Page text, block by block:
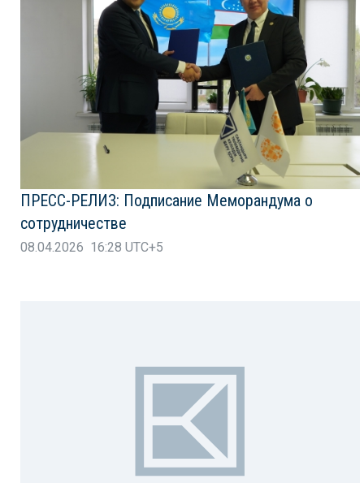
ПРЕСС-РЕЛИЗ: Подписание Меморандума о
сотрудничестве
08.04.2026 16:28 UTC+5